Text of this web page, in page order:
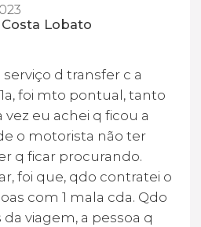
Lobato
serviço d transfer c a
foi mto pontual, tanto
vez eu achei q ficou a
o motorista não ter
q ficar procurando.
foi que, qdo contratei o
com 1 mala cda. Qdo
viagem, a pessoa q